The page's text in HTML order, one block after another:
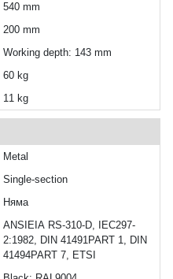
540 mm
200 mm
Working depth: 143 mm
60 kg
11 kg
Metal
Single-section
Няма
ANSIEIA RS-310-D, IEC297-
2:1982, DIN 41491PART 1, DIN
41494PART 7, ETSI